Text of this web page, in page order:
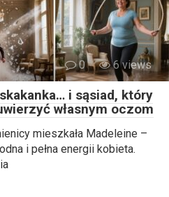
0 6 views
i sąsiad, który
własnym oczom
mieszkała Madeleine –
i pełna energii kobieta.